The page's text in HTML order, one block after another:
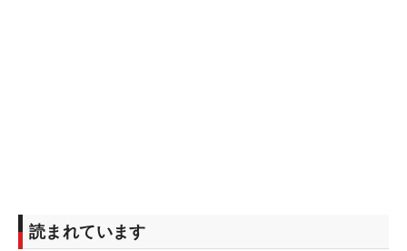
読まれています